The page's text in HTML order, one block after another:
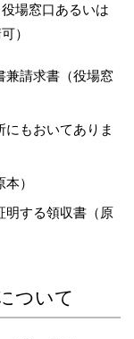
場窓口あるいは
）
兼請求書（役場窓
もおいてありま
）
明する領収書（原
ついて